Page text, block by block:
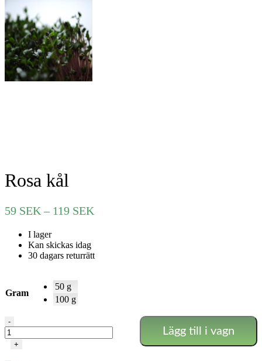
Rosa kål
59 SEK – 119 SEK
119 SEK
I lager
Kan skickas idag
30 dagars returrätt
Gram
50 g
100 g
Rosa
kål
mängd
-
+
Lägg till i vagn